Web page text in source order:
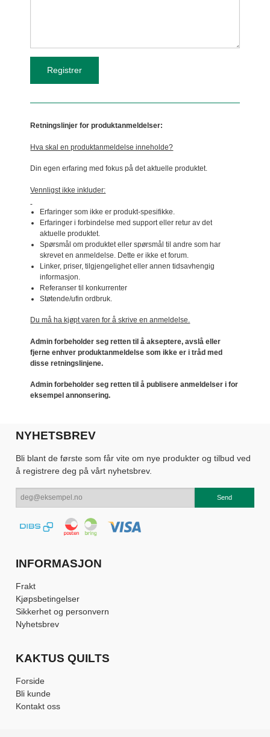
Retningslinjer for produktanmeldelser:
Hva skal en produktanmeldelse inneholde?
Din egen erfaring med fokus på det aktuelle produktet.
Vennligst ikke inkluder:
Erfaringer som ikke er produkt-spesifikke.
Erfaringer i forbindelse med support eller retur av det
aktuelle produktet.
Spørsmål om produktet eller spørsmål til andre som har
skrevet en anmeldelse. Dette er ikke et forum.
Linker, priser, tilgjengelighet eller annen tidsavhengig
informasjon.
Referanser til konkurrenter
Støtende/ufin ordbruk.
Du må ha kjøpt varen for å skrive en anmeldelse.
Admin forbeholder seg retten til å akseptere, avslå eller
fjerne enhver produktanmeldelse som ikke er i tråd med
disse retningslinjene.
Admin forbeholder seg retten til å publisere anmeldelser i for
eksempel annonsering.
NYHETSBREV
Bli blant de første som får vite om nye produkter og tilbud ved
å registrere deg på vårt nyhetsbrev.
INFORMASJON
Frakt
Kjøpsbetingelser
Sikkerhet og personvern
Nyhetsbrev
KAKTUS QUILTS
Forside
Bli kunde
Kontakt oss